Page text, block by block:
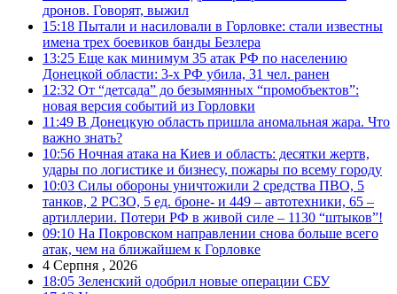
дронов. Говорят, выжил
15:18 Пытали и насиловали в Горловке: стали известны
имена трех боевиков банды Безлера
13:25 Еще как минимум 35 атак РФ по населению
Донецкой области: 3-х РФ убила, 31 чел. ранен
12:32 От “детсада” до безымянных “промобъектов”:
новая версия событий из Горловки
11:49 В Донецкую область пришла аномальная жара. Что
важно знать?
10:56 Ночная атака на Киев и область: десятки жертв,
удары по логистике и бизнесу, пожары по всему городу
10:03 Силы обороны уничтожили 2 средства ПВО, 5
танков, 2 РСЗО, 5 ед. броне- и 449 – автотехники, 65 –
артиллерии. Потери РФ в живой силе – 1130 “штыков”!
09:10 На Покровском направлении снова больше всего
атак, чем на ближайшем к Горловке
4 Серпня , 2026
18:05 Зеленский одобрил новые операции СБУ